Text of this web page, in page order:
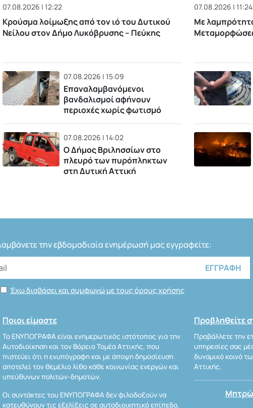
07.08.2026 | 12:22
Κρούσμα λοίμωξης από τον ιό του Δυτικού
Νείλου στον Δήμο Λυκόβρυσης – Πεύκης
07.08.2026 | 15:09
Επαναλαμβανόμενοι
βανδαλισμοί αφήνουν
περιοχές χωρίς φωτισμό
07.08.2026 | 14:02
Ο Δήμος Βριλησσίων στο
πλευρό των πυρόπληκτων
στη Δυτική Αττική
07.08.2026 | 11:24
Με
την εβδομαδιαία ενημέρωσή μας εγγραφείτε:
Έχω διαβάσει και συμφωνώ με τους όρους χρήσης
Ποιοι είμαστε
Το ΕΝΥΠΟΓΡΑΦΑ είναι ενημερωτικός ιστότοπος για την
Αυτοδιοίκηση και τον Βόρειο Τομέα Αττικής, που
πιστεύει ότι η ενυπόγραφη και με άποψη δημοσίευση
αποτελεί τον θεμέλιο λίθο κάθε κοινωνίας ενεργών και
υπεύθυνων πολιτών-δημοτών.
Οι συντάκτες του ΕΝΥΠΟΓΡΑΦΑ δεν φιλοδοξούν να
κατευθύνουν τις εξελίξεις σε αυτοδιοικητικό επίπεδο,
Προβληθείτε
Προβάλλετε την
υπηρεσίες σας
δυναμικό κοινό
Αττικής.